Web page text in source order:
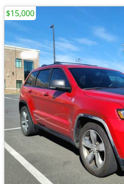
$15,000